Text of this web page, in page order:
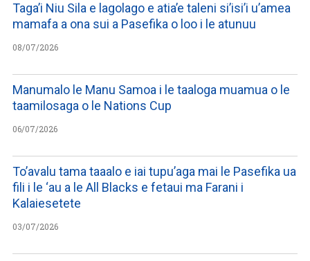
Taga’i Niu Sila e lagolago e atia’e taleni si’isi’i u’amea
mamafa a ona sui a Pasefika o loo i le atunuu
08/07/2026
Manumalo le Manu Samoa i le taaloga muamua o le
taamilosaga o le Nations Cup
06/07/2026
To’avalu tama taaalo e iai tupu’aga mai le Pasefika ua
fili i le ‘au a le All Blacks e fetaui ma Farani i
Kalaiesetete
03/07/2026